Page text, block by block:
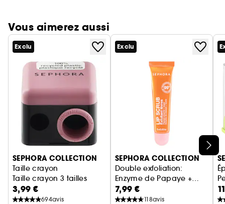
Vous aimerez aussi
Ignorer le carrousel produits
Exclu
SEPHORA COLLECTION
Taille crayon
Taille crayon 3 tailles
3,99 €
694avis
Exclu
SEPHORA COLLECTION
Double exfoliation:
Enzyme de Papaye +
Sucre
7,99 €
118avis